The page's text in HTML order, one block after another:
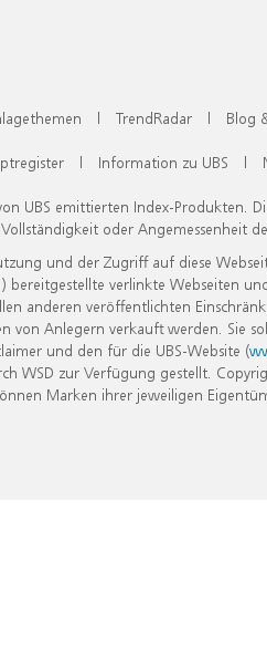
| TrendRadar | Blog
| Information zu UBS |
UBS emittierten Index-Produkten.
oder Angemessenheit
und der Zugriff auf diese
verlinkte Webseiten
anderen veröffentlichten
Anlegern verkauft werden. Sie
und den für die UBS-Website (
zur Verfügung gestellt.
Marken ihrer jeweiligen